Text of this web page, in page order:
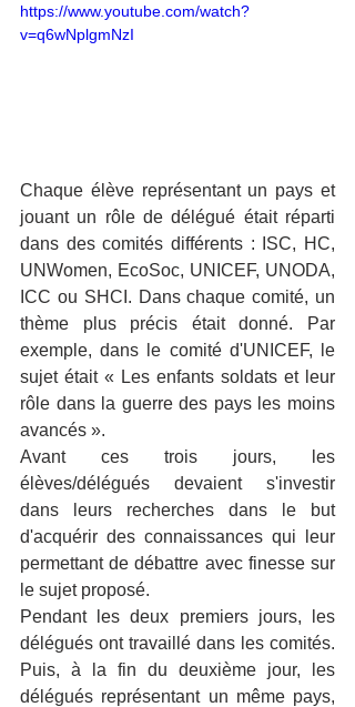
https://www.youtube.com/watch?
v=q6wNplgmNzI
Chaque élève représentant un pays et
jouant un rôle de délégué était réparti
dans des comités différents : ISC, HC,
UNWomen, EcoSoc, UNICEF, UNODA,
ICC ou SHCI. Dans chaque comité, un
thème plus précis était donné. Par
exemple, dans le comité d'UNICEF, le
sujet était « Les enfants soldats et leur
rôle dans la guerre des pays les moins
avancés ».
Avant ces trois jours, les
élèves/délégués devaient s'investir
dans leurs recherches dans le but
d'acquérir des connaissances qui leur
permettant de débattre avec finesse sur
le sujet proposé.
Pendant les deux premiers jours, les
délégués ont travaillé dans les comités.
Puis, à la fin du deuxième jour, les
délégués représentant un même pays,